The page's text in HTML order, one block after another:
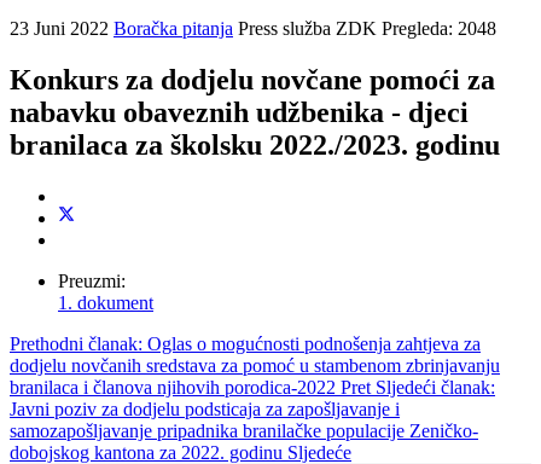
23 Juni 2022 Boračka pitanja Press služba ZDK Pregleda: 2048
Konkurs za dodjelu novčane pomoći za
nabavku obaveznih udžbenika - djeci
branilaca za školsku 2022./2023. godinu
Preuzmi:
1. dokument
Prethodni članak: Oglas o mogućnosti podnošenja zahtjeva za
dodjelu novčanih sredstava za pomoć u stambenom zbrinjavanju
branilaca i članova njihovih porodica-2022 Pret Sljedeći članak:
Javni poziv za dodjelu podsticaja za zapošljavanje i
samozapošljavanje pripadnika branilačke populacije Zeničko-
dobojskog kantona za 2022. godinu Sljedeće